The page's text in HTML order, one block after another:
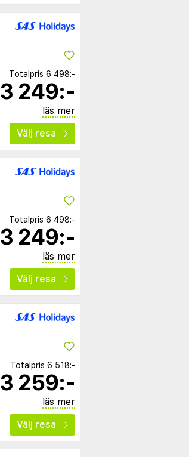
Totalpris 6 498:-
3 249:-
läs mer
Välj resa
Totalpris 6 498:-
3 249:-
läs mer
Välj resa
Totalpris 6 518:-
3 259:-
läs mer
Välj resa